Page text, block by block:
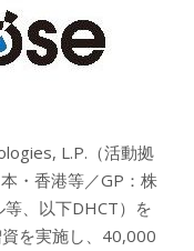
L.P.（活動拠
・香港等／GP：株
、以下DHCT）を
を実施し、40,000